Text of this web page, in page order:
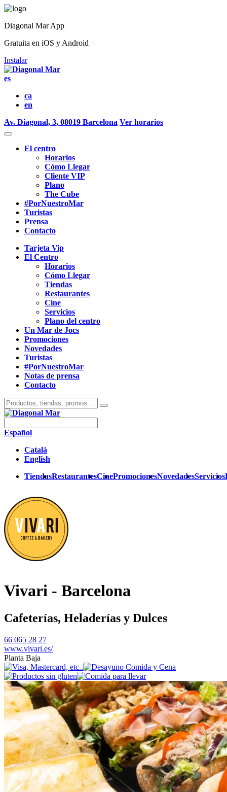
Diagonal Mar App
Gratuita en iOS y Android
Instalar
es
ca
en
Av. Diagonal, 3, 08019 Barcelona Ver horarios
El centro
Horarios
Cómo Llegar
Cliente VIP
Plano
The Cube
#PorNuestroMar
Turistas
Prensa
Contacto
Tarjeta Vip
El Centro
Horarios
Cómo Llegar
Tiendas
Restaurantes
Cine
Servicios
Plano del centro
Un Mar de Jocs
Promociones
Novedades
Turistas
#PorNuestroMar
Notas de prensa
Contacto
Español
Català
English
TiendasRestaurantesCinePromocionesNovedadesServicios
Vivari - Barcelona
Cafeterías, Heladerías y Dulces
66 065 28 27
www.vivari.es/
Planta Baja